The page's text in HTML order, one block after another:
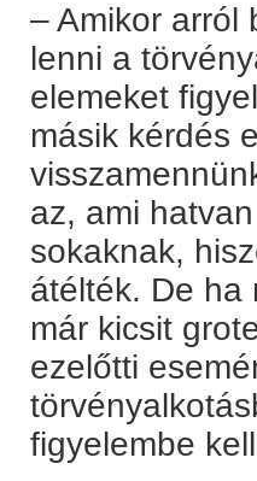
– Amikor arról
lenni a
elemeket
másik kérdés
az, ami
sokaknak,
átélték. De ha
már kicsit
ezelőtti
figyelembe